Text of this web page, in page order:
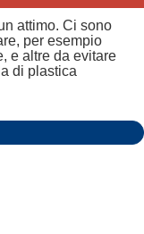
attimo. Ci sono
per esempio
e altre da evitare
di plastica